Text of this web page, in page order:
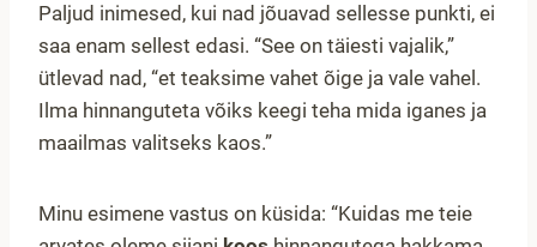
Paljud inimesed, kui nad jõuavad sellesse punkti, ei
saa enam sellest edasi. “See on täiesti vajalik,”
ütlevad nad, “et teaksime vahet õige ja vale vahel.
Ilma hinnanguteta võiks keegi teha mida iganes ja
maailmas valitseks kaos.”
Minu esimene vastus on küsida: “Kuidas me teie